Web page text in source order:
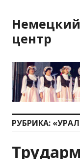
к
содержимому
центр
РУБРИКА: